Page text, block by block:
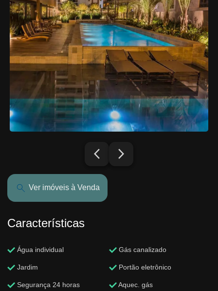
arrow_back_ios_new arrow_forward_ios
Ver imóveis à Venda
Características
Água individual Gás canalizado
Jardim Portão eletrônico
Segurança 24 horas Aquec. gás